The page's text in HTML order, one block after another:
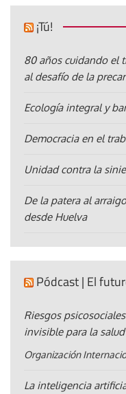
¡Tú!
80 años cuidando el
al desafío de la
Ecología integral y
Democracia en el
Unidad contra la
De la patera al
desde Huelva
Pódcast | El
Riesgos
invisible para la
Organización
La inteligencia